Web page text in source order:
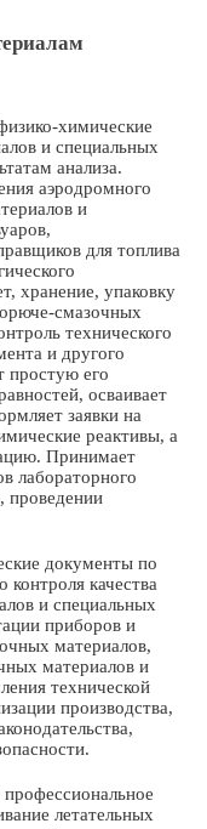
химические
и специальных
анализа.
аэродромного
и
для топлива
хранение, упаковку
смазочных
технического
и другого
простую его
осваивает
заявки на
реактивы, а
Принимает
лабораторного
проведении
документы по
качества
и специальных
приборов и
материалов,
материалов и
технической
производства,
летательных